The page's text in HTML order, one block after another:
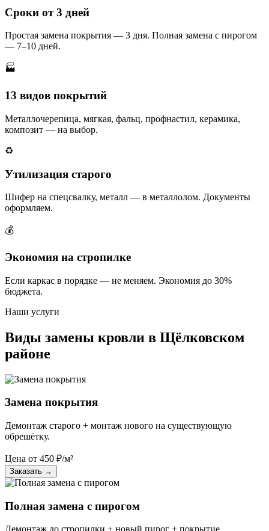
Сроки от 3 дней
Простая замена покрытия — 3 дня. Полная замена с пирогом
— 7–10 дней.
🏭
13 видов покрытий
Металлочерепица, мягкая, фальц, профнастил, керамика,
композит — на выбор.
♻️
Утилизация старого
Шифер на спецсвалку, металл — в металлолом. Документы
оформляем.
💰
Экономия на стропилке
Если каркас в порядке — не меняем. Экономия до 30%
бюджета.
Наши услуги
Виды замены кровли в Щёлковском
районе
Замена покрытия
Демонтаж старого + монтаж нового на существующую
обрешётку.
Цена от 450 ₽/м²
Заказать →
Полная замена с пирогом